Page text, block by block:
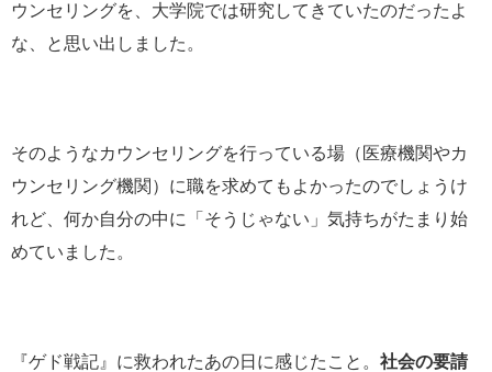
ウンセリングを、大学院では研究してきていたのだったよ
な、と思い出しました。
そのようなカウンセリングを行っている場（医療機関やカ
ウンセリング機関）に職を求めてもよかったのでしょうけ
れど、何か自分の中に「そうじゃない」気持ちがたまり始
めていました。
『ゲド戦記』に救われたあの日に感じたこと。 社会の要請